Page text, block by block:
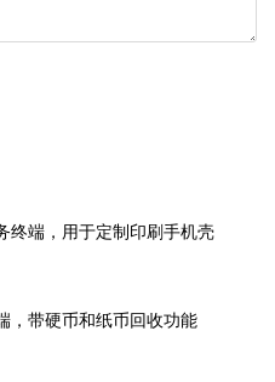
终端，用于定制印刷手机壳
，带硬币和纸币回收功能